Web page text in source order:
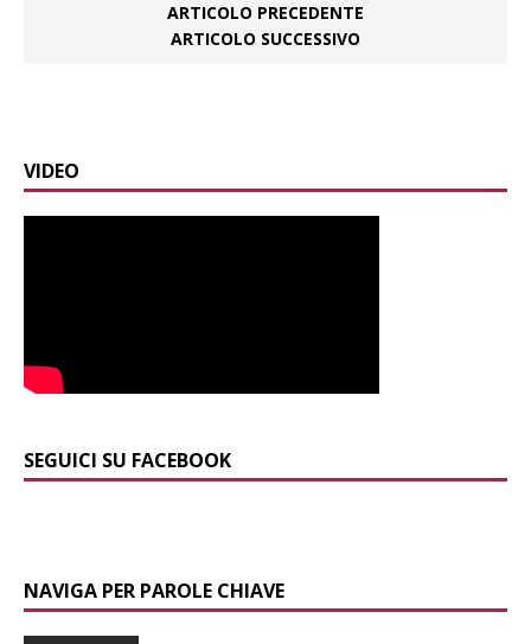
ARTICOLO PRECEDENTE
ARTICOLO SUCCESSIVO
VIDEO
SEGUICI SU FACEBOOK
NAVIGA PER PAROLE CHIAVE